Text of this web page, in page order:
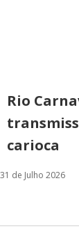
Rio
carioca
31 de Julho 2026